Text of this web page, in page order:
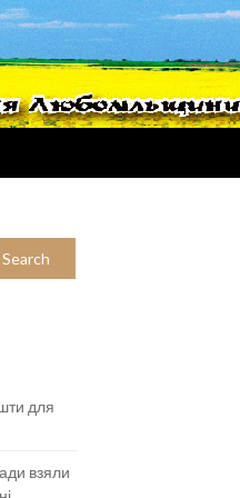
для
взяли